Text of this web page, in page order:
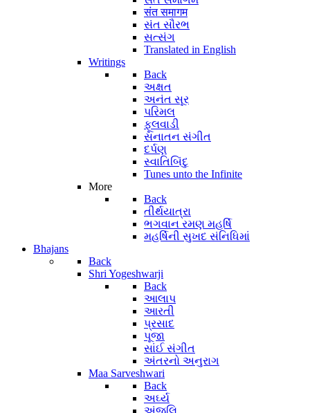
संत समागम
સંત સૌરભ
સત્સંગ
Translated in English
Writings
Back
અક્ષત
અનંત સૂર
પરિમલ
ફૂલવાડી
સનાતન સંગીત
દર્પણ
સ્વાતિબિંદુ
Tunes unto the Infinite
More
Back
તીર્થયાત્રા
ભગવાન રમણ મહર્ષિ
મહર્ષિની સુખદ સંનિધિમાં
Bhajans
Back
Shri Yogeshwarji
Back
આલાપ
આરતી
પ્રસાદ
પૂજા
સાંઈ સંગીત
અંતરનો અનુરાગ
Maa Sarveshwari
Back
અર્ઘ્ય
અંજલિ